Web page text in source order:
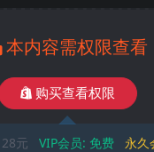
本内容需权限查看
购买查看权限
28元 VIP会员: 免费 永久